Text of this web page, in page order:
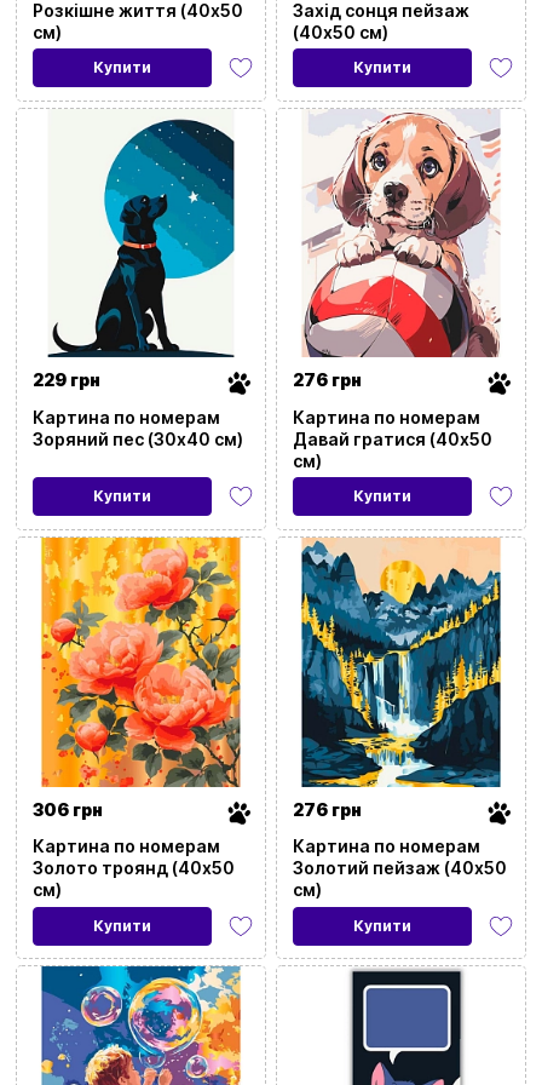
Розкішне життя (40х50
см)
Купити
Захід сонця пейзаж
(40х50 см)
Купити
229 грн
Картина по номерам
Зоряний пес (30х40 см)
Купити
276 грн
Картина по номерам
Давай гратися (40х50
см)
Купити
306 грн
Картина по номерам
Золото троянд (40х50
см)
Купити
276 грн
Картина по номерам
Золотий пейзаж (40х50
см)
Купити